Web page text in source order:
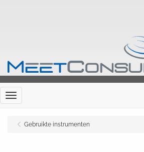
Menu
Gebruikte instrumenten